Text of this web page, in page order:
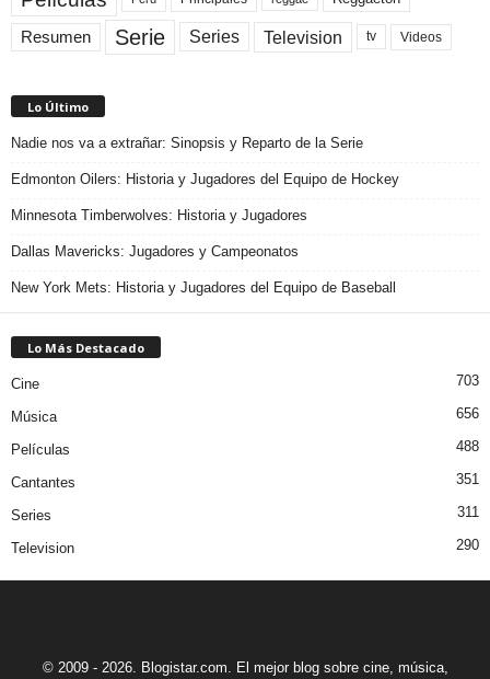
Resumen Serie Series Television tv Videos
Lo Último
Nadie nos va a extrañar: Sinopsis y Reparto de la Serie
Edmonton Oilers: Historia y Jugadores del Equipo de Hockey
Minnesota Timberwolves: Historia y Jugadores
Dallas Mavericks: Jugadores y Campeonatos
New York Mets: Historia y Jugadores del Equipo de Baseball
Lo Más Destacado
Cine 703
Música 656
Películas 488
Cantantes 351
Series 311
Television 290
© 2009 - 2026. Blogistar.com. El mejor blog sobre cine, música,